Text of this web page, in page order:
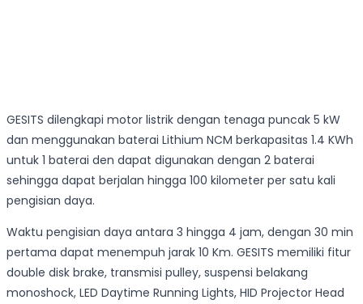
GESITS dilengkapi motor listrik dengan tenaga puncak 5 kW
dan menggunakan baterai Lithium NCM berkapasitas 1.4 KWh
untuk 1 baterai den dapat digunakan dengan 2 baterai
sehingga dapat berjalan hingga 100 kilometer per satu kali
pengisian daya.
Waktu pengisian daya antara 3 hingga 4 jam, dengan 30 min
pertama dapat menempuh jarak 10 Km. GESITS memiliki fitur
double disk brake, transmisi pulley, suspensi belakang
monoshock, LED Daytime Running Lights, HID Projector Head